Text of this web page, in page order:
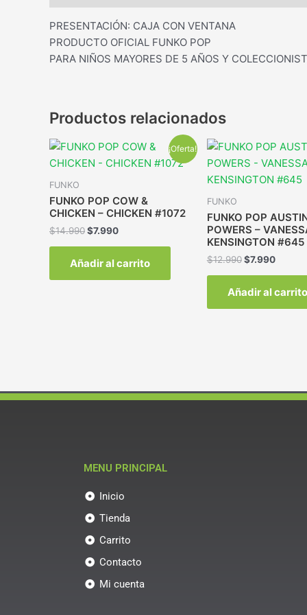
PRESENTACIÓN: CAJA CON VENTANA
PRODUCTO OFICIAL FUNKO POP
PARA NIÑOS MAYORES DE 5 AÑOS Y
Productos relacionados
¡Oferta!
FUNKO
FUNKO POP COW &
CHICKEN – CHICKEN #1072
$14.990$7.990
Añadir al carrito
FUNKO
FUNKO POP
POWERS –
KENSINGTON #645
$12.990 $7.990
Añadir al carrito
MENU PRINCIPAL
Inicio
Tienda
Carrito
Contacto
Mi cuenta